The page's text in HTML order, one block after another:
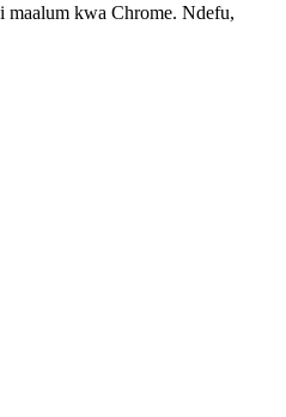
maalum kwa Chrome. Ndefu,